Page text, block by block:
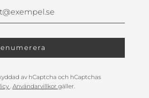
Sverige (SEK kr)
av hCaptcha och hCaptchas
. Användarvillkor gäller.